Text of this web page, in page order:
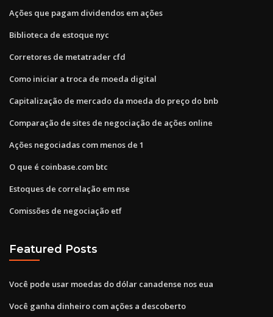
Ações que pagam dividendos em ações
Biblioteca de estoque nyc
Corretores de metatrader cfd
Como iniciar a troca de moeda digital
Capitalização de mercado da moeda do preço do bnb
Comparação de sites de negociação de ações online
Ações negociadas com menos de 1
O que é coinbase.com btc
Estoques de correlação em nse
Comissões de negociação etf
Featured Posts
Você pode usar moedas do dólar canadense nos eua
Você ganha dinheiro com ações a descoberto